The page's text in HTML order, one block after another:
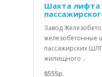
Шахта лифта
Завод
железобетонные
пассажирских
жилищного ..
8555р.